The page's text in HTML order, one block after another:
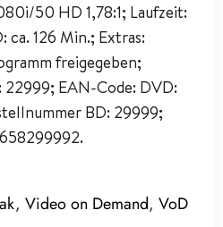
50 HD 1,78:1; Laufzeit:
ca. 126 Min.; Extras:
freigegeben;
EAN-Code: DVD:
BD: 29999;
, Video on Demand, VoD